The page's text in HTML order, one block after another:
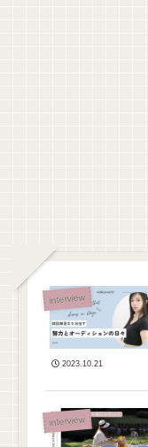
interview
2023.10.21
interview